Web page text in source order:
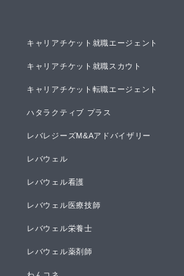
キャリアチケット就職エージェント
キャリアチケット就職スカウト
キャリアチケット転職エージェント
ハタラクティブ プラス
レバレジーズM&Aアドバイザリー
レバウェル
レバウェル看護
レバウェル医療技師
レバウェル栄養士
レバウェル薬剤師